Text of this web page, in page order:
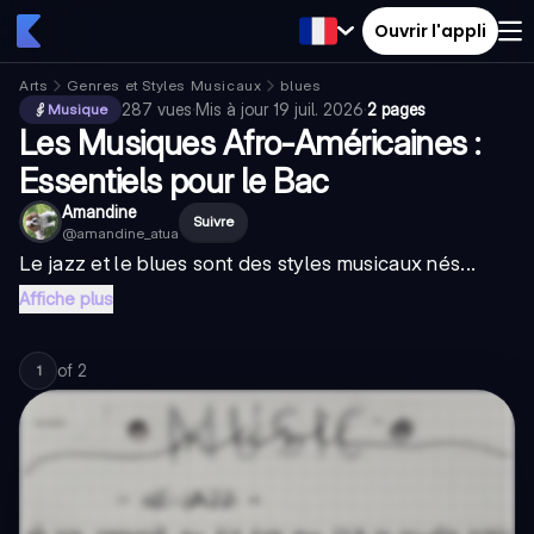
Ouvrir l'appli
Arts Genres et Styles Musicaux
blues
Musique
287 vues·Mis à jour19 juil. 2026·2 pages
Les Musiques Afro-Américaines :
Essentiels pour le Bac
Amandine
@amandine_atua
Suivre
Le jazz et le blues sont des styles musicaux nés...
Affiche plus
1 of 2